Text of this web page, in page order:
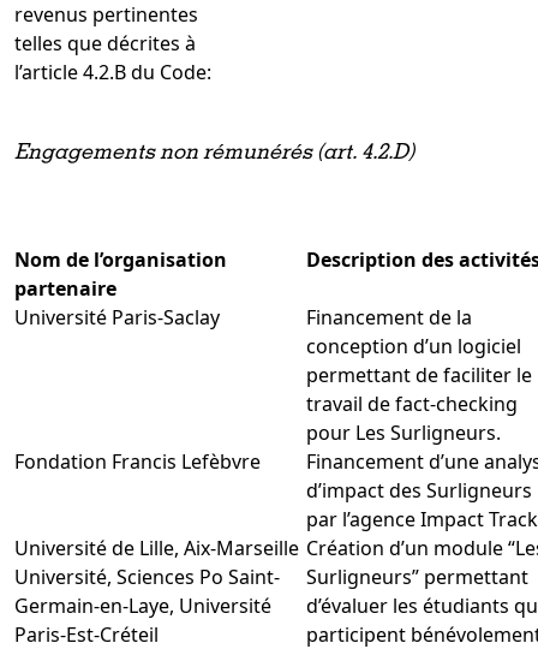
revenus pertinentes
telles que décrites à
l’article 4.2.B du Code:
Engagements non rémunérés (art. 4.2.D)
Nom de l’organisation
partenaire
Description des
Université Paris-Saclay
Financement de la
conception d’un logiciel
permettant de faciliter le
travail de fact-checking
pour Les Surligneurs.
Fondation Francis Lefèbvre
Financement d’une
d’impact des Surligneurs
par l’agence Impact Track
Université de Lille, Aix-Marseille
Université, Sciences Po Saint-
Germain-en-Laye, Université
Paris-Est-Créteil
Création d’un module
Surligneurs” permettant
d’évaluer les étudiants
participent